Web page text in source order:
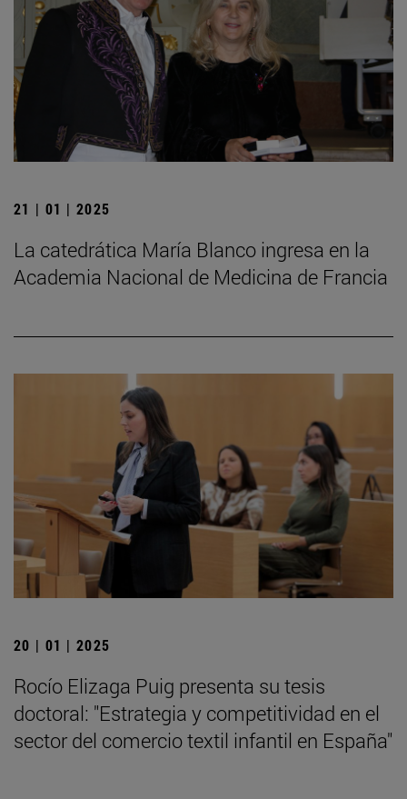
21 | 01 | 2025
La catedrática María Blanco ingresa en la
Academia Nacional de Medicina de Francia
20 | 01 | 2025
Rocío Elizaga Puig presenta su tesis
doctoral: "Estrategia y competitividad en el
sector del comercio textil infantil en España"